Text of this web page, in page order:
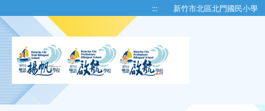
::: 新竹市北區北門國民小學